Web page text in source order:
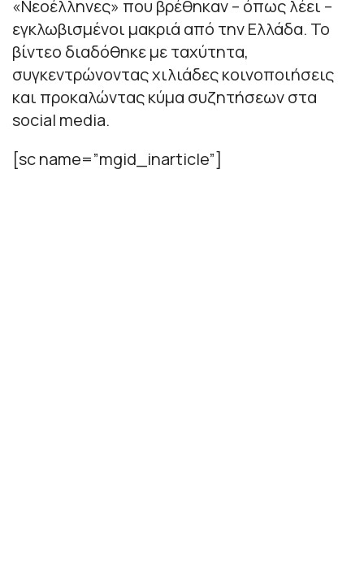
«Νεοέλληνες» που βρέθηκαν – όπως λέει –
εγκλωβισμένοι μακριά από την Ελλάδα. Το
βίντεο διαδόθηκε με ταχύτητα,
συγκεντρώνοντας χιλιάδες κοινοποιήσεις
και προκαλώντας κύμα συζητήσεων στα
social media.
[sc name=”mgid_inarticle”]